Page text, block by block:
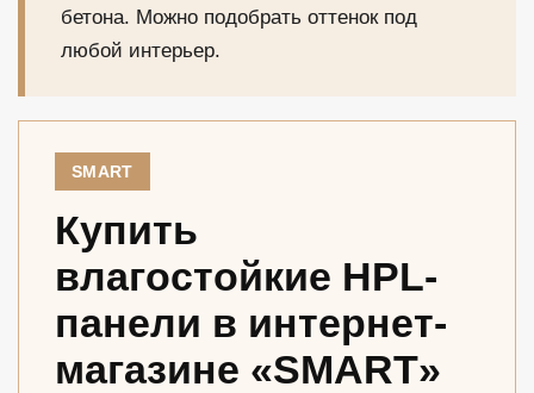
бетона. Можно подобрать оттенок под
любой интерьер.
SMART
Купить
влагостойкие HPL-
панели в интернет-
магазине «SMART»